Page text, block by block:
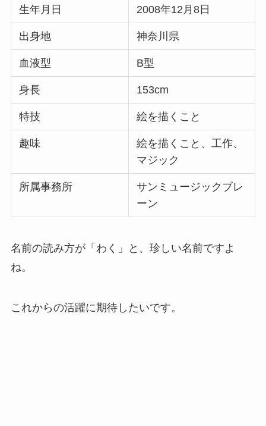
生年月日 2008年12月8日
出身地 神奈川県
血液型 B型
身長 153cm
特技 絵を描くこと
趣味
絵を描くこと、工作、
マジック
所属事務所
サンミュージックブレ
ーン
名前の読み方が「わく」と、珍しい名前ですよ
ね。
これからの活躍に期待したいです。